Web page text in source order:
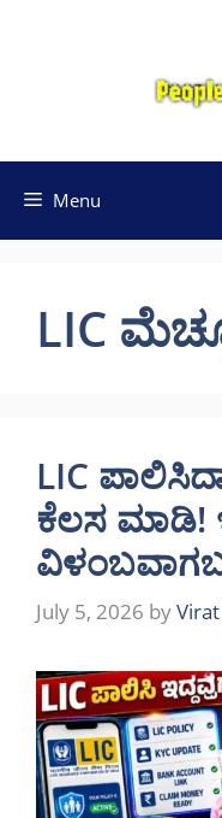
Menu
LIC
LIC
ಕೆಲಸ ಮಾಡಿ!
July 5, 2026 by